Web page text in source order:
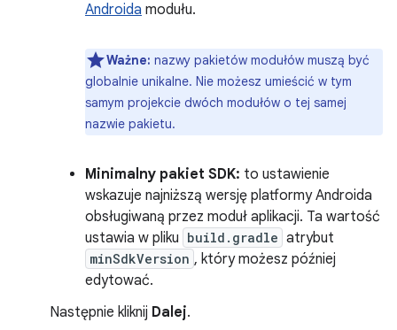
Androida modułu.
Ważne: nazwy pakietów modułów muszą być
globalnie unikalne. Nie możesz umieścić w tym
samym projekcie dwóch modułów o tej samej
nazwie pakietu.
Minimalny pakiet SDK: to ustawienie
wskazuje najniższą wersję platformy Androida
obsługiwaną przez moduł aplikacji. Ta wartość
ustawia w pliku build.gradle atrybut
minSdkVersion , który możesz później
edytować.
Następnie kliknij Dalej.